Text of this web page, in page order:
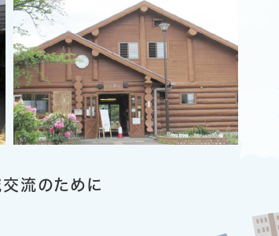
流のために